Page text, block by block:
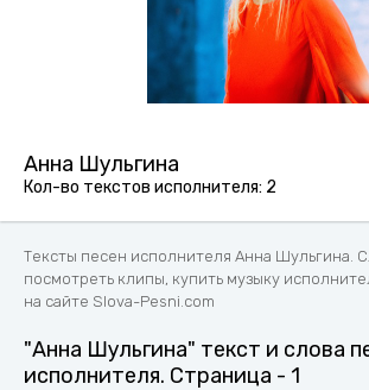
Анна Шульгина
Кол-во текстов исполнителя: 2
Тексты песен исполнителя Анна Шульгина.
посмотреть клипы, купить музыку
на сайте Slova-Pesni.com
"Анна Шульгина" текст и слова
исполнителя. Страница - 1